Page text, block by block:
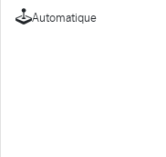
Automatique